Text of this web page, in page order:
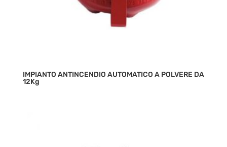
IMPIANTO ANTINCENDIO AUTOMATICO A POLVERE DA
12Kg